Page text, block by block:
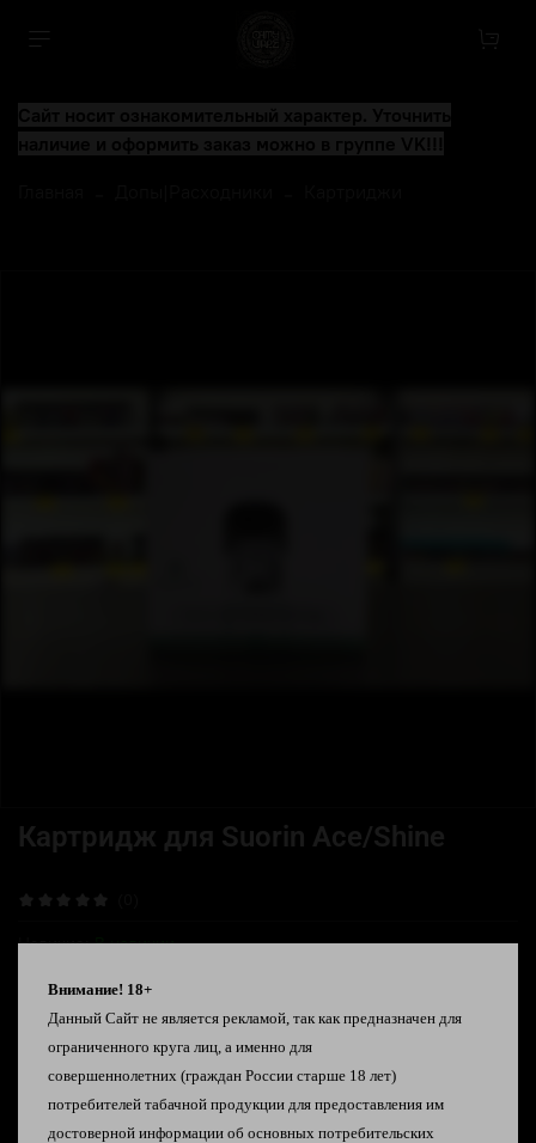
Наличие: В наличии
Картридж для Suorin Ace/Shine
250 ₽
Внимание! 18+
Данный Сайт не является рекламой, так как предназначен для
ограниченного круга лиц, а именно для
совершеннолетних (граждан России старше 18 лет)
потребителей табачной продукции для предоставления им
достоверной информации об основных потребительских